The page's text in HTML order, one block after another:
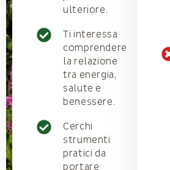
ulteriore.
Ti interessa
comprendere
la relazione
tra energia,
salute e
benessere.
Cerchi
strumenti
pratici da
portare